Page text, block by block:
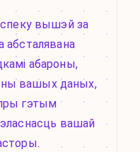
вышэй за
абсталявана
абароны,
вашых даных,
гэтым
вашай